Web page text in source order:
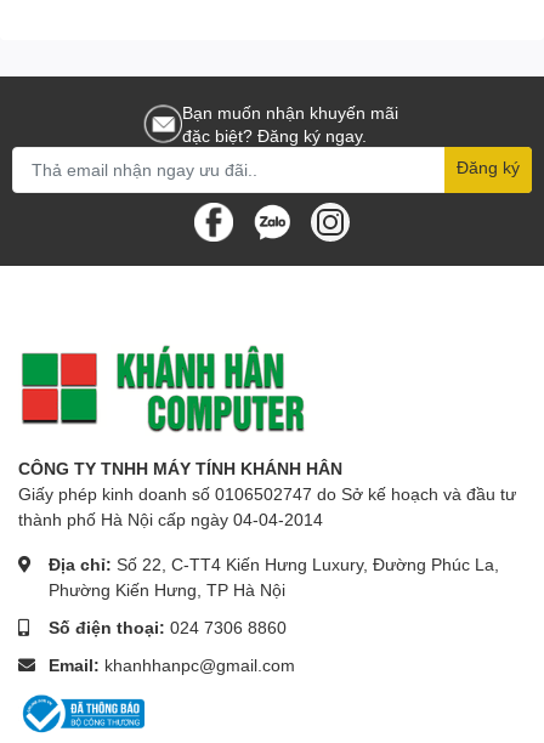
Bạn muốn nhận khuyến mãi
đặc biệt? Đăng ký ngay.
Đăng ký
CÔNG TY TNHH MÁY TÍNH KHÁNH HÂN
Giấy phép kinh doanh số 0106502747 do Sở kế hoạch và đầu tư
thành phố Hà Nội cấp ngày 04-04-2014
Địa chỉ: Số 22, C-TT4 Kiến Hưng Luxury, Đường Phúc La,
Phường Kiến Hưng, TP Hà Nội
Số điện thoại: 024 7306 8860
Email: khanhhanpc@gmail.com